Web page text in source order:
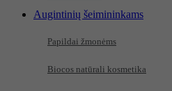
Augintinių šeimininkams
Papildai žmonėms
Biocos natūrali kosmetika